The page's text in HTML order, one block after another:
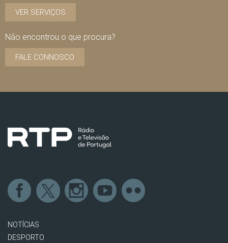
VER SERVIÇOS
Não encontrou o que procura?
FALE CONNOSCO
NOTÍCIAS
DESPORTO